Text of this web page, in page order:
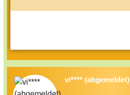
vi**** (abgemeldet)